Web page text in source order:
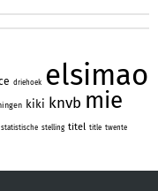
driehoek elsimao
kiki knvb mie
statistische stelling titel title twente